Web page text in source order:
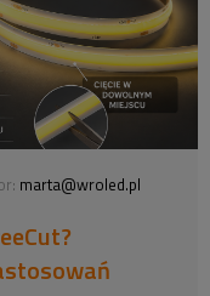
marta@wroled.pl